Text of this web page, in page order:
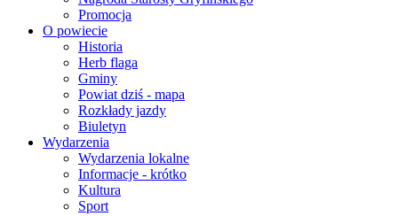
Promocja
O powiecie
Historia
Herb flaga
Gminy
Powiat dziś - mapa
Rozkłady jazdy
Biuletyn
Wydarzenia
Wydarzenia lokalne
Informacje - krótko
Kultura
Sport